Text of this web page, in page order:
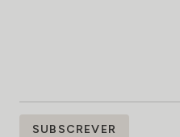
SUBSCREVA
SUBSCREVER